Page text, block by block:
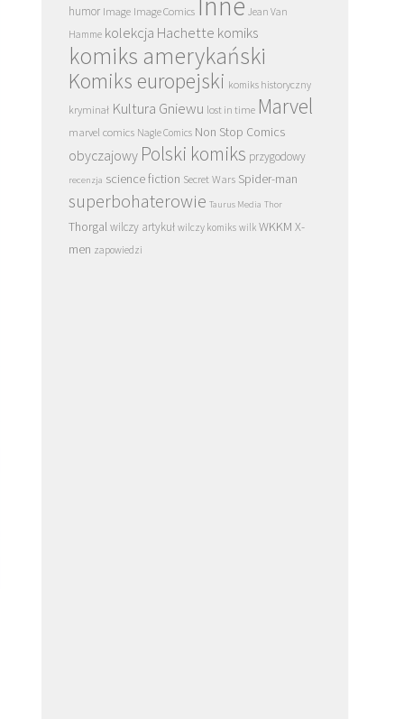
humor Image Image Comics
Jean Van
Hamme kolekcja Hachette komiks
komiks amerykański
Komiks europejski komiks historyczny
kryminał Kultura Gniewu lost in time Marvel
marvel comics Nagle Comics Non Stop Comics
obyczajowy Polski komiks przygodowy
recenzja science fiction Secret Wars Spider-man
superbohaterowie Taurus Media Thor
Thorgalwilczy artykuł wilczy komiks wilk WKKM X-
men zapowiedzi